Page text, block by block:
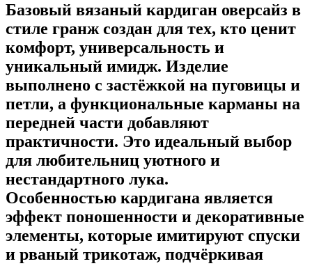
Базовый вязаный кардиган оверсайз в
стиле гранж создан для тех, кто ценит
комфорт, универсальность и
уникальный имидж. Изделие
выполнено с застёжкой на пуговицы и
петли, а функциональные карманы на
передней части добавляют
практичности. Это идеальный выбор
для любительниц уютного и
нестандартного лука.
Особенностью кардигана является
эффект поношенности и декоративные
элементы, которые имитируют спуски
и рваный трикотаж, подчёркивая